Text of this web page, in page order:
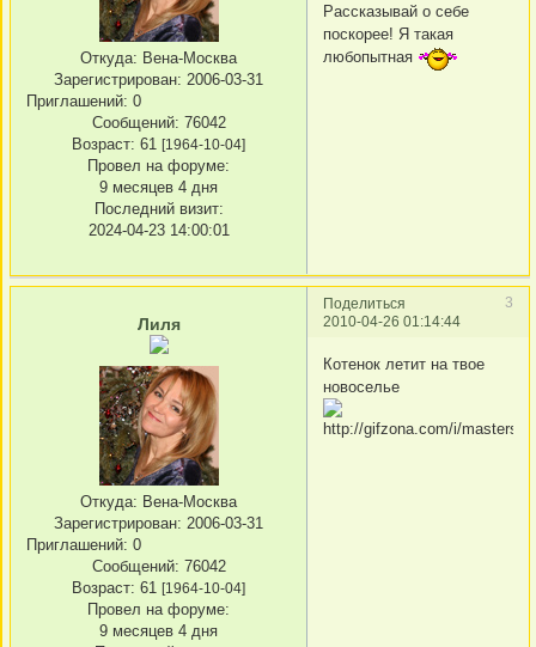
Откуда: Вена-Москва
Зарегистрирован: 2006-03-31
Приглашений: 0
Сообщений: 76042
Возраст: 61 [1964-10-04]
Провел на форуме:
9 месяцев 4 дня
Последний визит:
2024-04-23 14:00:01
Рассказывай о себе
поскорее! Я такая
любопытная
Поделиться
3
2010-04-26 01:14:44
Лиля
Откуда: Вена-Москва
Зарегистрирован: 2006-03-31
Приглашений: 0
Сообщений: 76042
Возраст: 61 [1964-10-04]
Провел на форуме:
9 месяцев 4 дня
Котенок летит на твое
новоселье